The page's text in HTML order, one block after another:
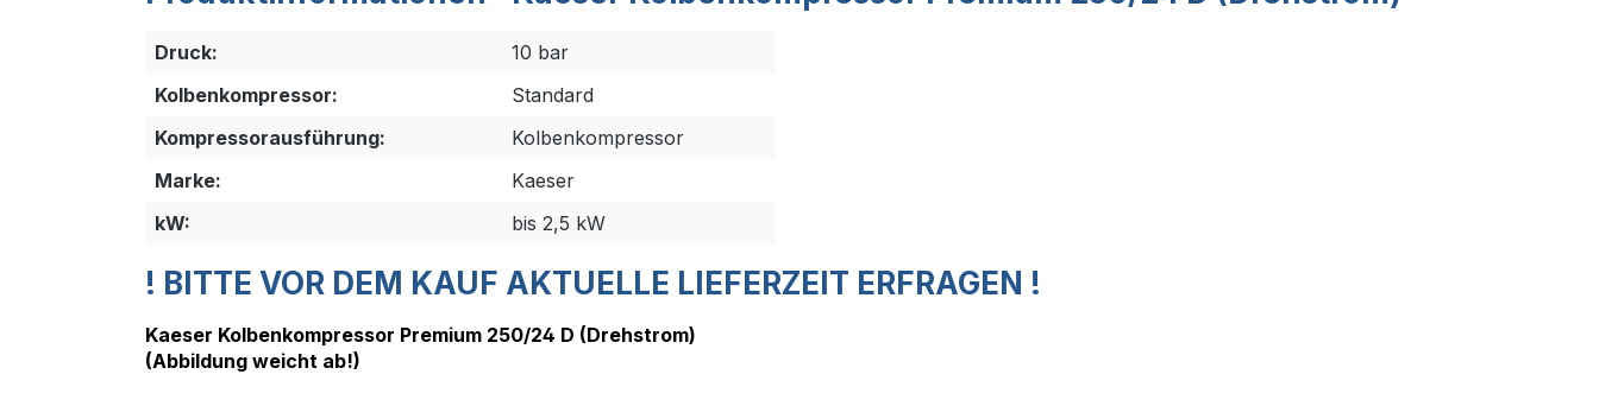
Druck:
10 bar
Kolbenkompressor:
Standard
Kompressorausführung:
Kolbenkompressor
Marke:
Kaeser
kW:
bis 2,5 kW
! BITTE VOR DEM KAUF AKTUELLE LIEFERZEIT ERFRAGEN !
Kaeser Kolbenkompressor Premium 250/24 D (Drehstrom)
(Abbildung weicht ab!)